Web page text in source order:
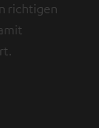
richtigen